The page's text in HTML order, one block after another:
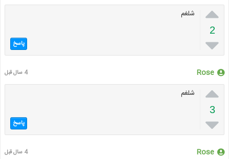

2

شلغم
پاسخ
Rose 4 سال قبل

3

شلغم
پاسخ
Rose 4 سال قبل